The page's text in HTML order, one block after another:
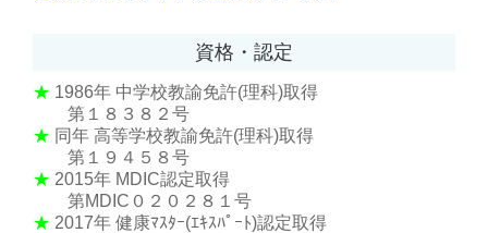
資格・認定
★ 1986年 中学校教諭免許(理科)取得
第１８３８２号
★ 同年 高等学校教諭免許(理科)取得
第１９４５８号
★ 2015年 MDIC認定取得
第MDIC０２０２８１号
★ 2017年 健康ﾏｽﾀｰ(ｴｷｽﾊﾟｰﾄ)認定取得